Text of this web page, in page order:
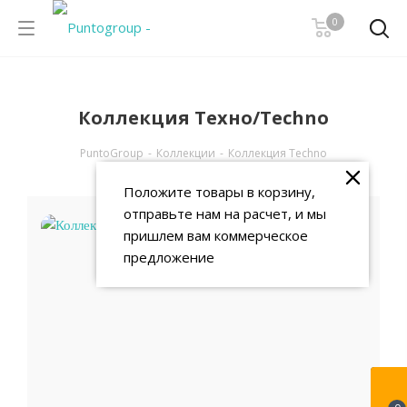
0
Коллекция Техно/Techno
PuntoGroup - Коллекции - Коллекция Techno
Положите товары в корзину,
отправьте нам на расчет, и мы
пришлем вам коммерческое
предложение